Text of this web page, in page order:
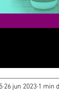
26 jun 2023 1 min